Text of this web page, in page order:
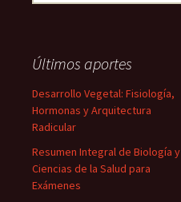
Últimos aportes
Desarrollo Vegetal: Fisiología,
Hormonas y Arquitectura
Radicular
Resumen Integral de Biología y
Ciencias de la Salud para
Exámenes